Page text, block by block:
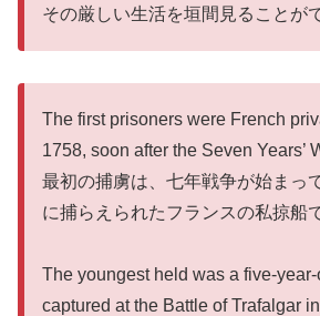
その厳しい生活を垣間見ることが
The first prisoners were French
1758, soon after the Seven Years’
最初の捕虜は、七年戦争が始まっ
に捕らえられたフランスの私掠船
The youngest held was a five-
captured at the Battle of Trafalgar